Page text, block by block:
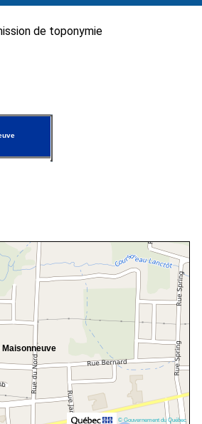
de toponymie
Maisonneuve
© Gouvernement du Québec